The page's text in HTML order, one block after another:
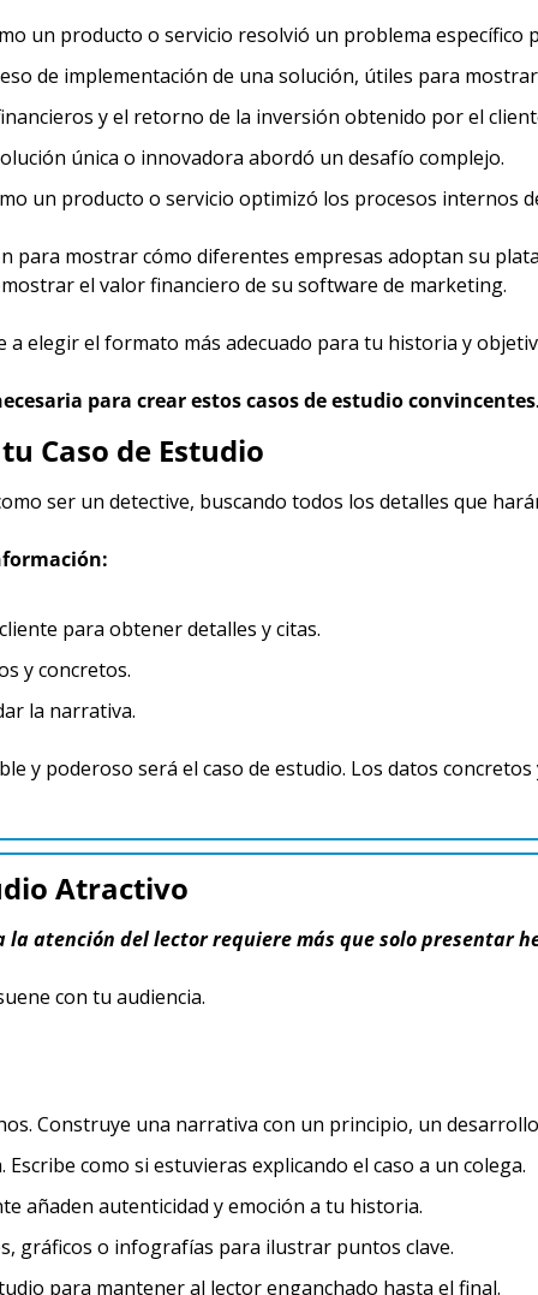
un producto o servicio resolvió un problema específico
de implementación de una solución, útiles para
y el retorno de la inversión obtenido por el
única o innovadora abordó un desafío complejo.
un producto o servicio optimizó los procesos internos
el valor financiero de su software de marketing.
elegir el formato más adecuado para tu historia y
para crear estos casos de estudio convincentes.
Caso de Estudio
ser un detective, buscando todos los detalles que
para obtener detalles y citas.
y concretos.
la narrativa.
y poderoso será el caso de estudio. Los datos
Atractivo
atención del lector requiere más que solo presentar
con tu audiencia.
Construye una narrativa con un principio, un
como si estuvieras explicando el caso a un colega.
añaden autenticidad y emoción a tu historia.
gráficos o infografías para ilustrar puntos clave.
para mantener al lector enganchado hasta el final.